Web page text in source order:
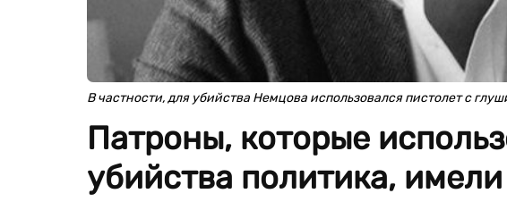
В частности, для убийства Немцова использовался пистолет с
Патроны, которые
убийства политика,